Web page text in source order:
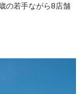
の若手ながら8店舗